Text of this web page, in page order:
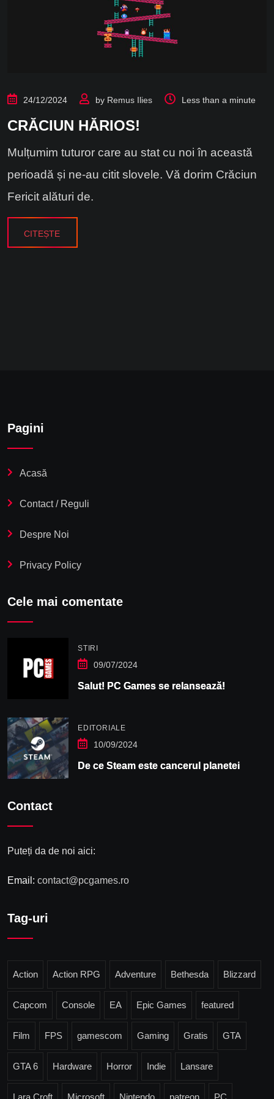
24/12/2024 by Remus Ilies Less than a minute
CRĂCIUN HĂRIOS!
Mulțumim tuturor care au stat cu noi în această
perioadă și ne-au citit slovele. Vă dorim Crăciun
Fericit alături de.
CITEȘTE
Pagini
Acasă
Contact / Reguli
Despre Noi
Privacy Policy
Cele mai comentate
STIRI
09/07/2024
Salut! PC Games se relansează!
EDITORIALE
10/09/2024
De ce Steam este cancerul planetei
Contact
Puteți da de noi aici:
Email: contact@pcgames.ro
Tag-uri
Action Action RPG Adventure Bethesda Blizzard
Capcom Console EA Epic Games featured
Film FPS gamescom Gaming Gratis GTA
GTA 6 Hardware Horror Indie Lansare
Lara Croft Microsoft Nintendo patreon PC